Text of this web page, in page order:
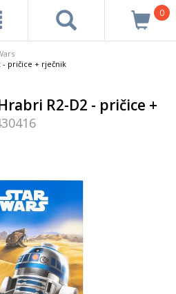
0
- pričice + rječnik
R2-D2 - pričice +